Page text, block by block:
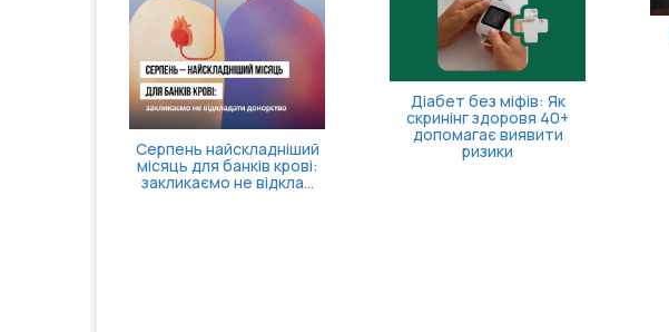
Серпень найскладніший
місяць для банків крові:
закликаємо не відкла...
Діабет без міфів: Як
скринінг здоровя 40+
допомагає виявити
ризики